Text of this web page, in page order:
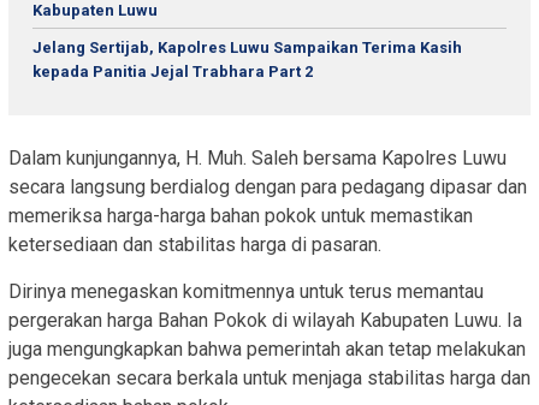
Kabupaten Luwu
Jelang Sertijab, Kapolres Luwu Sampaikan Terima Kasih
kepada Panitia Jejal Trabhara Part 2
Dalam kunjungannya, H. Muh. Saleh bersama Kapolres Luwu
secara langsung berdialog dengan para pedagang dipasar dan
memeriksa harga-harga bahan pokok untuk memastikan
ketersediaan dan stabilitas harga di pasaran.
Dirinya menegaskan komitmennya untuk terus memantau
pergerakan harga Bahan Pokok di wilayah Kabupaten Luwu. Ia
juga mengungkapkan bahwa pemerintah akan tetap melakukan
pengecekan secara berkala untuk menjaga stabilitas harga dan